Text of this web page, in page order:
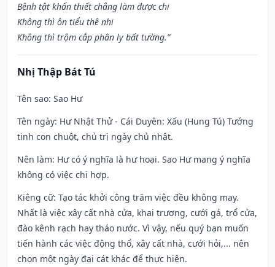
Bệnh tật khẩn thiết chẳng làm được chi
Không thì ôn tiểu thê nhi
Không thì trộm cắp phân ly bất tường.”
Nhị Thập Bát Tú
Tên sao: Sao Hư
Tên ngày: Hư Nhật Thử - Cái Duyên: Xấu (Hung Tú) Tướng
tinh con chuột, chủ trị ngày chủ nhật.
Nên làm: Hư có ý nghĩa là hư hoại. Sao Hư mang ý nghĩa
không có việc chi hợp.
Kiêng cữ: Tạo tác khởi công trăm việc đều không may.
Nhất là việc xây cất nhà cửa, khai trương, cưới gả, trổ cửa,
đào kênh rạch hay tháo nước. Vì vậy, nếu quý bạn muốn
tiến hành các việc động thổ, xây cất nhà, cưới hỏi,... nên
chọn một ngày đại cát khác để thực hiện.